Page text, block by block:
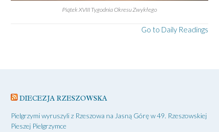
Piątek XVIII Tygodnia Okresu Zwykłego
Go to Daily Readings
DIECEZJA RZESZOWSKA
Pielgrzymi wyruszyli z Rzeszowa na Jasną Górę w 49. Rzeszowskiej
Pieszej Pielgrzymce